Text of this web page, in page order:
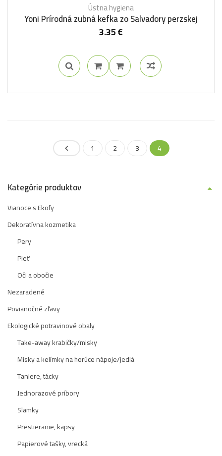
Ústna hygiena
Yoni Prírodná zubná kefka zo Salvadory perzskej
3.35€
1 2 3 4
Kategórie produktov
Vianoce s Ekofy
Dekoratívna kozmetika
Pery
Pleť
Oči a obočie
Nezaradené
Povianočné zľavy
Ekologické potravinové obaly
Take-away krabičky/misky
Misky a kelímky na horúce nápoje/jedlá
Taniere, tácky
Jednorazové príbory
Slamky
Prestieranie, kapsy
Papierové tašky, vrecká